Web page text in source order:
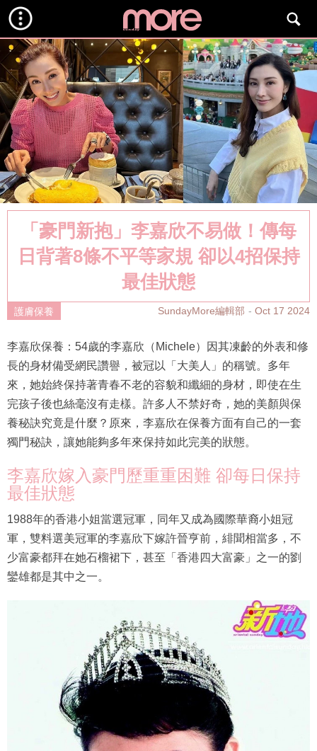
「豪門新抱」李嘉欣不易做！傳每
日背著8條不平等家規 卻以4招保持
最佳狀態
護膚保養 SundayMore編輯部 Oct 17 2024
李嘉欣保養：54歲的李嘉欣（Michele）因其凍齡的外表和修
長的身材備受網民讚譽，被冠以「大美人」的稱號。多年
來，她始終保持著青春不老的容貌和纖細的身材，即使在生
完孩子後也絲毫沒有走樣。許多人不禁好奇，她的美顏與保
養秘訣究竟是什麼？原來，李嘉欣在保養方面有自己的一套
獨門秘訣，讓她能夠多年來保持如此完美的狀態。
李嘉欣嫁入豪門歷重重困難 卻每日保持
最佳狀態
1988年的香港小姐當選冠軍，同年又成為國際華裔小姐冠
軍，雙料選美冠軍的李嘉欣下嫁許晉亨前，緋聞相當多，不
少富豪都拜在她石榴裙下，甚至「香港四大富豪」之一的劉
鑾雄都是其中之一。